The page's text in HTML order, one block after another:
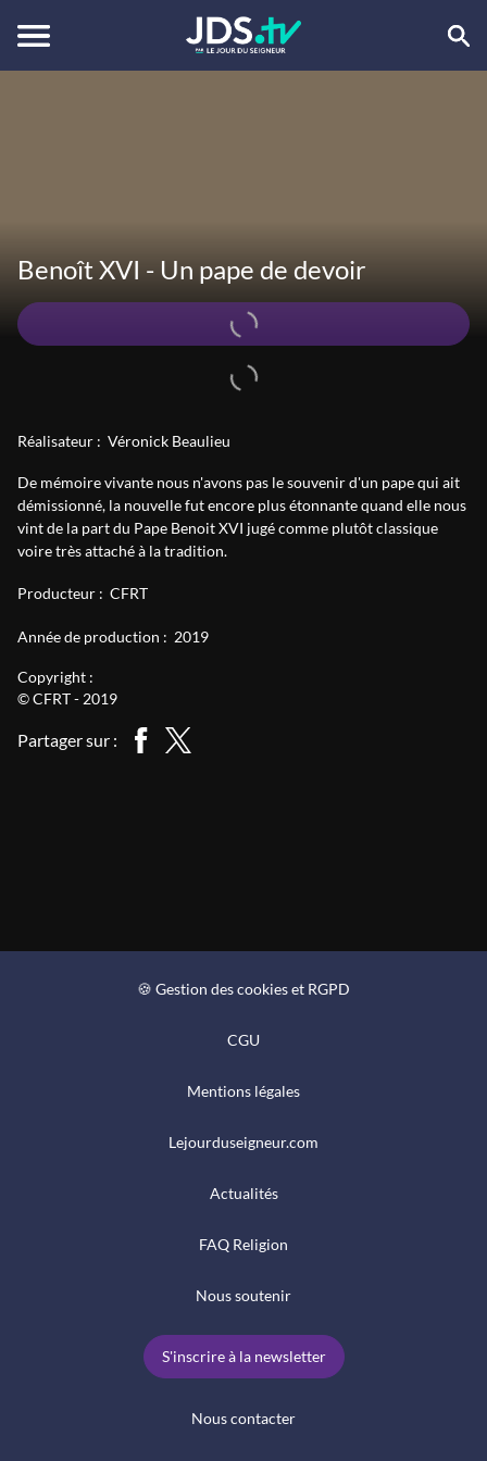
Benoît XVI - Un pape de devoir
Réalisateur : Véronick Beaulieu
De mémoire vivante nous n'avons pas le souvenir d'un pape qui ait
démissionné, la nouvelle fut encore plus étonnante quand elle nous
vint de la part du Pape Benoit XVI jugé comme plutôt classique
voire très attaché à la tradition.
Producteur : CFRT
Année de production : 2019
Copyright :
© CFRT - 2019
Partager sur :
🍪 Gestion des cookies et RGPD
CGU
Mentions légales
Lejourduseigneur.com
Actualités
FAQ Religion
Nous soutenir
S'inscrire à la newsletter
Nous contacter